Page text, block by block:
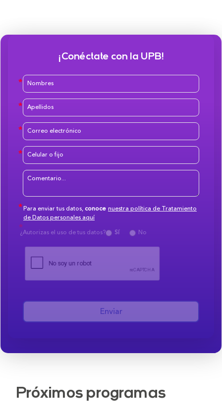
¡Conéctate con la UPB!
Para enviar tus datos,conoce nuestra política de Tratamiento
de Datos personales aquí
¿Autorizas el uso de tus datos?
Sí No
Enviar
Próximos programas